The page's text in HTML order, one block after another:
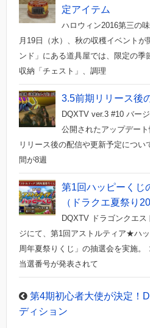
定アイテム
ハロウィン2016第三の
月19日（水）、秋の収穫イベント
ンド」にある道具屋では、限定の季
収納「チェスト」、調理
3.5前期リリース後
DQXTV ver.3 #10 バー
公開されたアップデー
リリース後の配信や更新予定につ
間が8週
第1回ハッピーくじ
（ドラクエ夏祭り
DQXTV ドラゴンクエ
ジにて、第1回アストルティア★ハ
周年夏祭りくじ」の抽選会を実施。
当選番号が発表されて
第4期初心者大使が決定！
ディション